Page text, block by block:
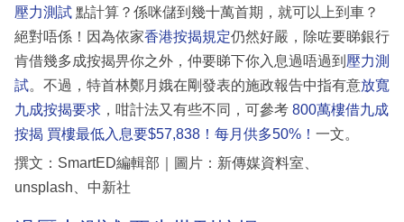
壓力測試 點計算？係咪儲到幾十萬首期，就可以上到車？
絕對唔係！因為依家香港按揭規定仍然好嚴，除咗要睇銀行
肯借幾多成按揭畀你之外，仲要睇下你入息過唔過到 壓力測
試。不過，特首林鄭月娥在剛發表的施政報告中指有意放寬
九成按揭要求 ，咁計法又有些不同，可參考 800萬樓借九成
按揭 買樓最低入息要$57,838！每月供多50%！ 一文。
撰文：SmartED編輯部｜圖片：新傳媒資料室、
unsplash、中新社